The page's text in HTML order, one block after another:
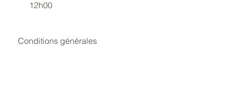
12h00
Conditions générales